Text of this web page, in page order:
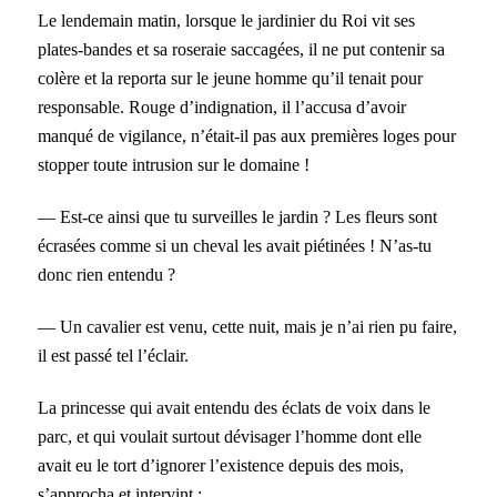
Le lendemain matin, lorsque le jardinier du Roi vit ses
plates-bandes et sa roseraie saccagées, il ne put contenir sa
colère et la reporta sur le jeune homme qu’il tenait pour
responsable. Rouge d’indignation, il l’accusa d’avoir
manqué de vigilance, n’était-il pas aux premières loges pour
stopper toute intrusion sur le domaine !
— Est-ce ainsi que tu surveilles le jardin ? Les fleurs sont
écrasées comme si un cheval les avait piétinées ! N’as-tu
donc rien entendu ?
— Un cavalier est venu, cette nuit, mais je n’ai rien pu faire,
il est passé tel l’éclair.
La princesse qui avait entendu des éclats de voix dans le
parc, et qui voulait surtout dévisager l’homme dont elle
avait eu le tort d’ignorer l’existence depuis des mois,